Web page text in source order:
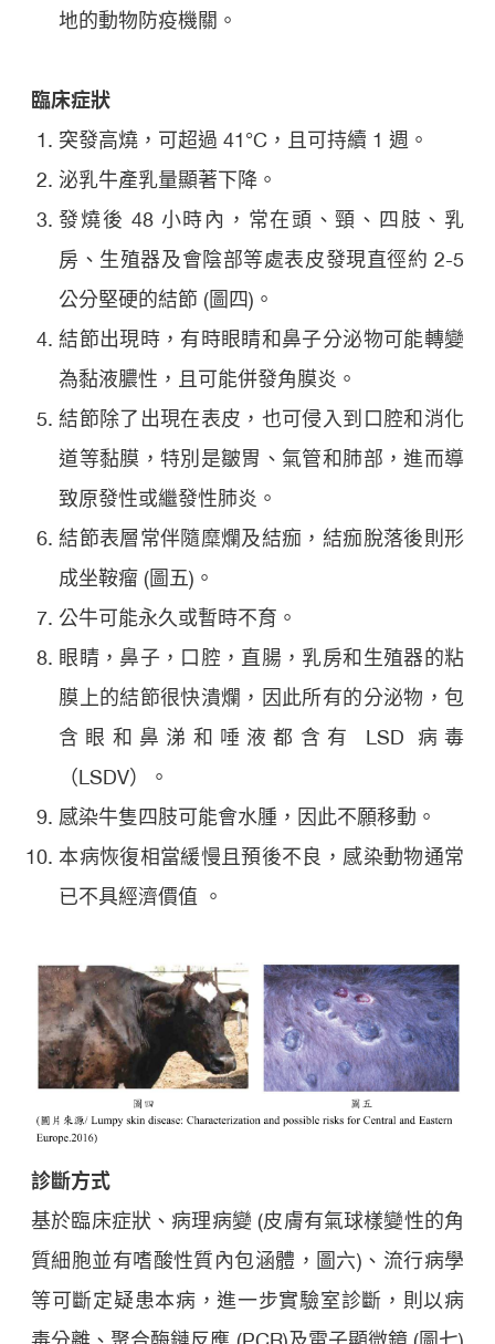
地的動物防疫機關。
臨床症狀
突發高燒，可超過 41°C，且可持續 1 週。
泌乳牛產乳量顯著下降。
發燒後 48 小時內，常在頭、頸、四肢、乳
房、生殖器及會陰部等處表皮發現直徑約 2-5
公分堅硬的結節 (圖四)。
結節出現時，有時眼睛和鼻子分泌物可能轉變
為黏液膿性，且可能併發角膜炎。
結節除了出現在表皮，也可侵入到口腔和消化
道等黏膜，特別是皺胃、氣管和肺部，進而導
致原發性或繼發性肺炎。
結節表層常伴隨糜爛及結痂，結痂脫落後則形
成坐鞍瘤 (圖五)。
公牛可能永久或暫時不育。
眼睛，鼻子，口腔，直腸，乳房和生殖器的粘
膜上的結節很快潰爛，因此所有的分泌物，包
含眼和鼻涕和唾液都含有 LSD 病毒
（LSDV）。
感染牛隻四肢可能會水腫，因此不願移動。
本病恢復相當緩慢且預後不良，感染動物通常
已不具經濟價值 。
診斷方式
基於臨床症狀、病理病變 (皮膚有氣球樣變性的角
質細胞並有嗜酸性質內包涵體，圖六)、流行病學
等可斷定疑患本病，進一步實驗室診斷，則以病